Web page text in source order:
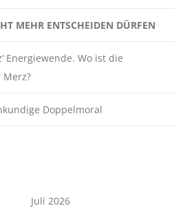
MEHR ENTSCHEIDEN DÜRFEN
Energiewende. Wo ist die
Doppelmoral
Juli 2026